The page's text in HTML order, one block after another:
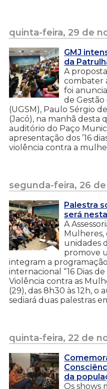
quinta-feira, 29 de
GMJ
da
A
combater
foi
de Gestão
(UGSM), Paulo Sérgio
(Jacó), na manhã desta
auditório do Paço
apresentação dos ’16
violência contra a
segunda-feira, 26
Palestra
será
A
Mulheres,
unidades
promove
integram a
internacional “16 Dias
Violência contra as
(29), das 8h30 às 12h, o
sediará duas palestras
quinta-feira, 22 de
da
Os shows